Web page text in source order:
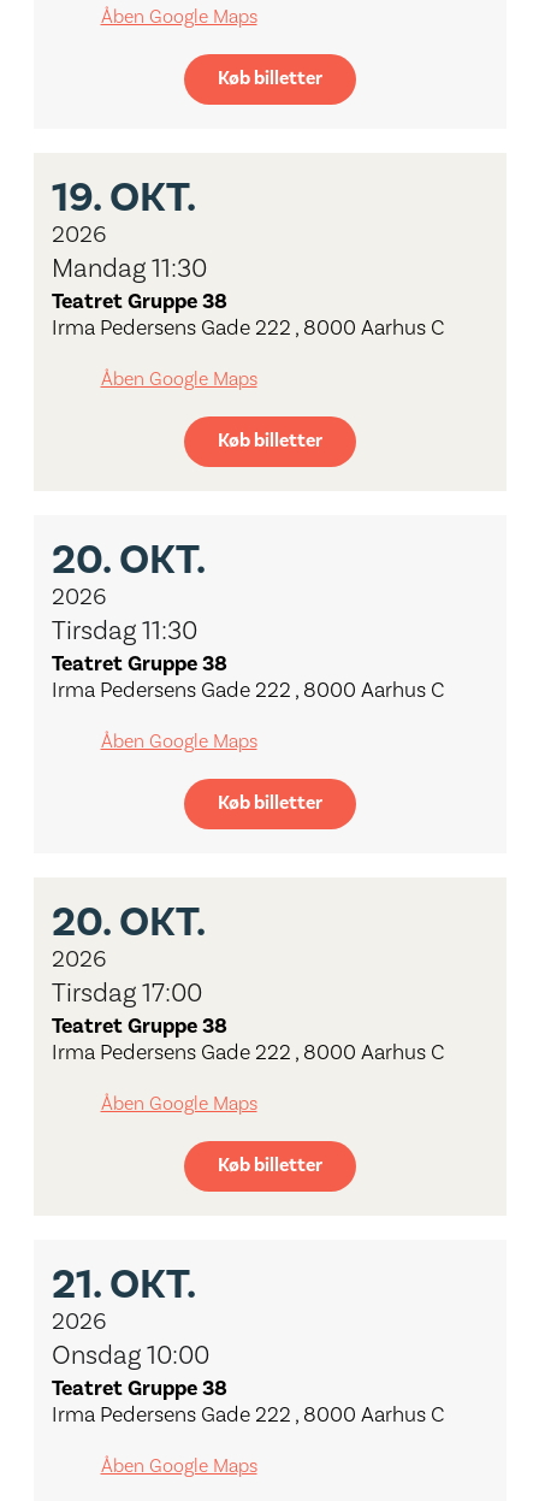
Åben Google Maps
Køb billetter
19.OKT.
2026
Mandag 11:30
Teatret Gruppe 38
Irma Pedersens Gade 222 , 8000 Aarhus C
Åben Google Maps
Køb billetter
20.OKT.
2026
Tirsdag 11:30
Teatret Gruppe 38
Irma Pedersens Gade 222 , 8000 Aarhus C
Åben Google Maps
Køb billetter
20.OKT.
2026
Tirsdag 17:00
Teatret Gruppe 38
Irma Pedersens Gade 222 , 8000 Aarhus C
Åben Google Maps
Køb billetter
21.OKT.
2026
Onsdag 10:00
Teatret Gruppe 38
Irma Pedersens Gade 222 , 8000 Aarhus C
Åben Google Maps